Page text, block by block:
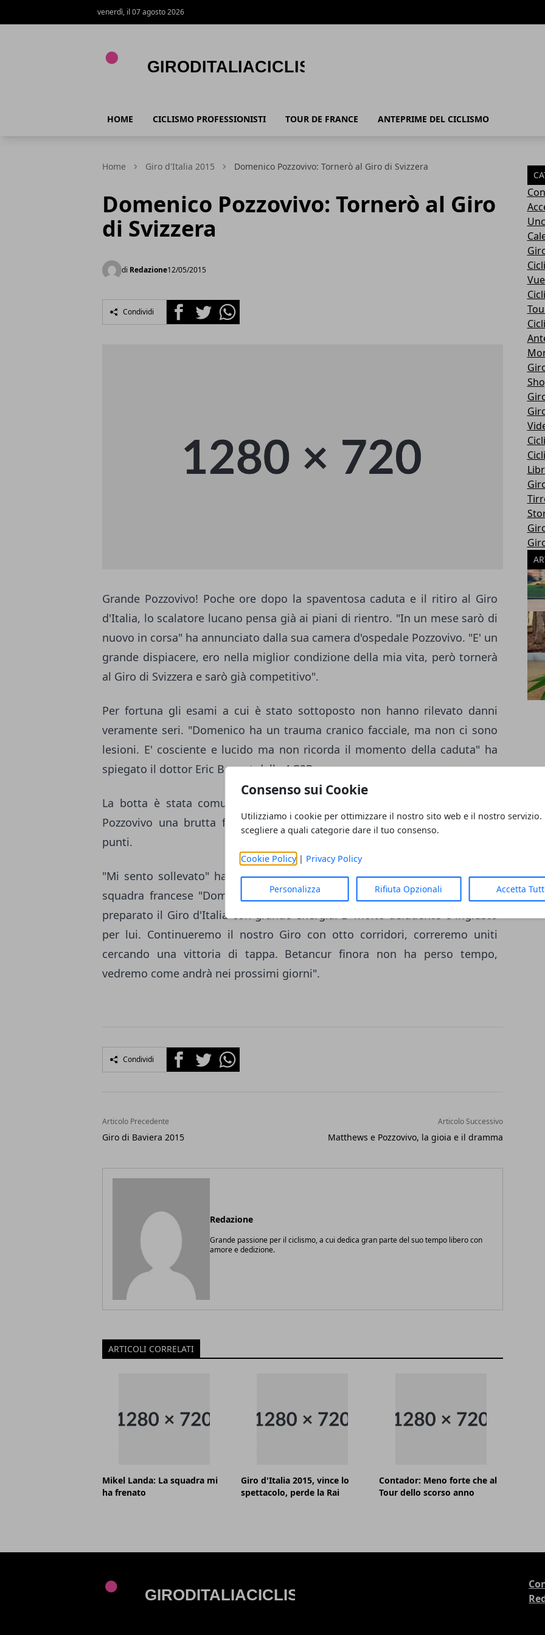
Consenso sui Cookie
Utilizziamo i cookie per ottimizzare il nostro sito web e il nostro servizio.
scegliere a quali categorie dare il tuo consenso.
Cookie Policy| Privacy Policy
Personalizza Rifiuta Opzionali Accetta
venerdì, il 07 agosto 2026
HOME CICLISMO PROFESSIONISTI TOUR DE FRANCE ANTEPRIME DEL CICLISMO
Home Giro d'Italia 2015 Domenico Pozzovivo: Tornerò al Giro di Svizzera
Domenico Pozzovivo: Tornerò al Giro
di Svizzera
di Redazione12/05/2015
Condividi FacebookTwitterWhatsapp
Grande Pozzovivo! Poche ore dopo la spaventosa caduta e il ritiro al Giro
d'Italia, lo scalatore lucano pensa già ai piani di rientro. "In un mese sarò di
nuovo in corsa" ha annunciato dalla sua camera d'ospedale Pozzovivo. "E' un
grande dispiacere, ero nella miglior condizione della mia vita, però tornerà
al Giro di Svizzera e sarò già competitivo".
Per fortuna gli esami a cui è stato sottoposto non hanno rilevato danni
veramente seri. "Domenico ha un trauma cranico facciale, ma non ci sono
lesioni. E' cosciente e lucido ma non ricorda il momento della caduta" ha
spiegato il dottor Eric Bouvat della AG2R.
La botta è stata comunque forte ed ha lasciato in ricordo a Domenico
Pozzovivo una brutta ferita intorno all'occhio destro che ha richiesto 25
punti.
"Mi sento sollevato" ha commentato Laurent Biondi, team manager della
squadra francese "Domenico è un bravo ragazzo, serio e brillante. Aveva
preparato il Giro d'Italia con grande energia. E' molto deludente e ingiusto
per lui. Continueremo il nostro Giro con otto corridori, correremo uniti
cercando una vittoria di tappa. Betancur finora non ha perso tempo,
vedremo come andrà nei prossimi giorni".
Condividi FacebookTwitterWhatsapp
Articolo Precedente
Giro di Baviera 2015
Articolo Successivo
Matthews e Pozzovivo, la gioia e il dramma
Redazione
Grande passione per il ciclismo, a cui dedica gran parte del suo tempo libero con
amore e dedizione.
ARTICOLI CORRELATI
Mikel Landa: La squadra mi
ha frenato
Giro d'Italia 2015, vince lo
spettacolo, perde la Rai
Contador: Meno forte che al
Tour dello scorso anno